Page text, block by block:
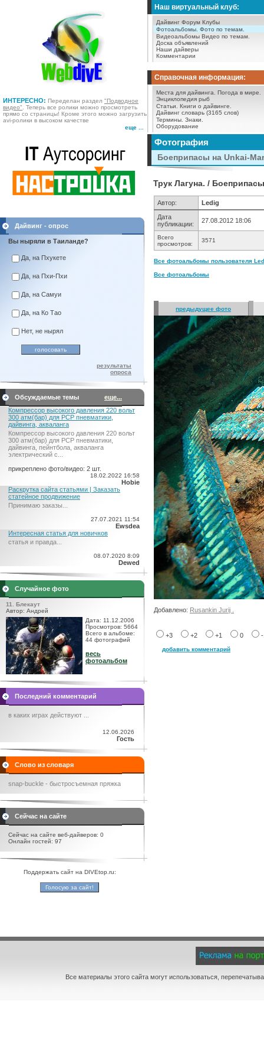
ИНТЕРЕСНО: Переделан раздел "Подводное
видео" . Теперь все ролики можно просмотреть
прямо со страницы! Кроме этого можно загрузить
avi-ролики в высоком качестве
еще ...
Наш виртуальный клуб:
Дайвинг Форум Клубы
Фотоальбомы. Фото по темам.
Видеоальбомы Видео по темам.
Доска объявлений
Наши дайверы
Комментарии
Справочная информация:
Места для дайвинга.
Погода в мире.
Энциклопедия рыб
Статьи.
Книги о дайвинге.
Дайвинг словарь (3165 слов)
Термины. Знаки.
Оборудование
Дайвинг - опрос
Вы ныряли в Таиланде?
Да, на Пхукете
Да, на Пхи-Пхи
Да, на Самуи
Да, на Ко Тао
Нет, не нырял
результаты
опроса
Обсуждаемые темы
еще...
Компрессор высокого давления 220 вольт
300 атм(бар) для PCP пневматики,
дайвинга, акваланга
Компрессор высокого давления 220 вольт
300 атм(бар) для PCP пневматики,
дайвинга, пейнтбола, акваланга
электрический c...
прикреплено фото/видео: 2 шт.
18.02.2022 16:58
Hobie
Раскрутка сайта статьями | Заказать
статейное продвижение
Принимаю заказы...
27.07.2021 11:54
Ewsdea
Интересная статья для новичков
статья и правда...
08.07.2020 8:09
Dewed
Случайное фото
11. Блекаут
Автор: Андрей
Дата: 11.12.2006
Просмотров: 5664
Всего в альбоме:
44 фотографий
весь
фотоальбом
Последний комментарий
в каких играх действуют ...
12.06.2026
Гость
Слово из словаря
snap-buckle - быстросъемная пряжка
Сейчас на сайте
Сейчас на сайте веб-дайверов: 0
Онлайн гостей: 97
Поддержать сайт на DIVEtop.ru:
Фотография
Боеприпасы на Unkai-
Трук Лагуна. /
Автор:
Ledig
Дата
публикации:
27.08.2012 18:06
Всего
просмотров:
3571
Все фотоальбомы пользователя
Все фотоальбомы
предыдущее фото
Добавлено: Rusankin Jurij .
+3 +2 +1 0
добавить комментарий
Все материалы этого сайта могут использоваться,